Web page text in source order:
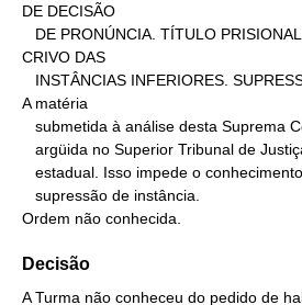
DE DECISÃO
CRIVO DAS
A matéria
Ordem não conhecida.
Decisão
A Turma não conheceu do pedido de